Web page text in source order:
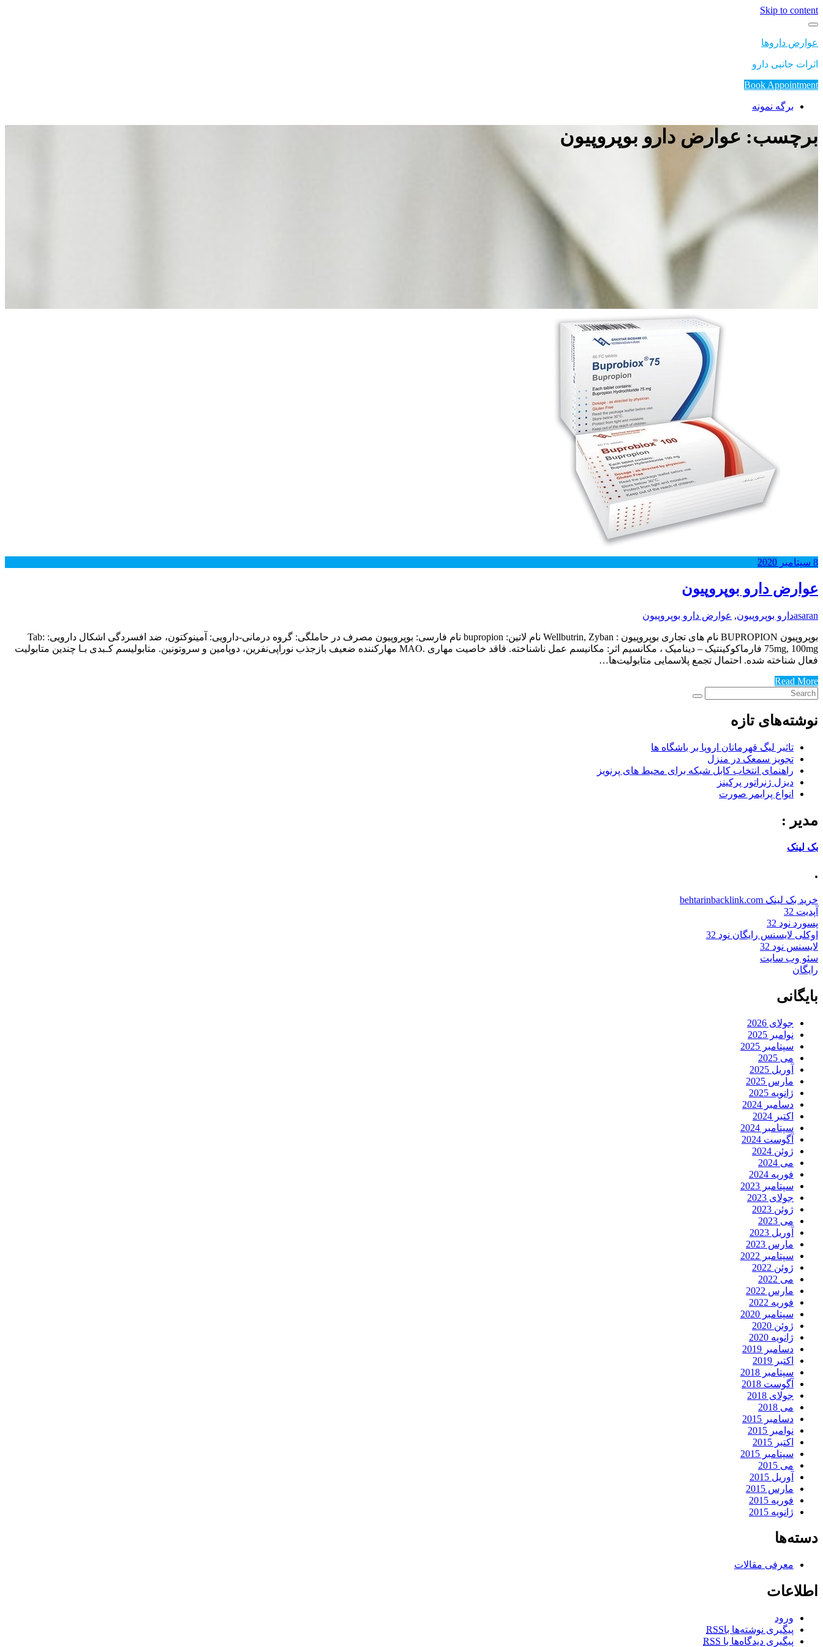
Skip to content
عوارض داروها
اثرات جانبی دارو
Book Appointment
برگه نمونه
برچسب: عوارض دارو بوپروپیون
8 سپتامبر 2020
عوارض دارو بوپروپیون
asaranدارو بوپروپیون, عوارض دارو بوپروپیون
بوپروپیون BUPROPION نام های تجاری بوپروپیون : Wellbutrin, Zyban نام لاتین: bupropion نام فارسی: بوپروپیون مصرف در حاملگی: گروه درمانی-دارویی: آمینوکتون‌، ضد افسردگی اشکال دارویی: Tab:
75mg, 100mg فارماکوکینتیک – دینامیک ، مکانسیم اثر: مکانیسم عمل ناشناخته‌. فاقد خاصیت مهاری .MAO مهارکننده ضعیف بازجذب نوراپی‌نفرین‌، دوپامین و سروتونین‌. متابولیسم کـبدی بـا چندین متابولیت
فعال شناخته شده‌. احتمال تجمع پلاسمایی متابولیت‌ها…
Read More
نوشته‌های تازه
تاثیر لیگ قهرمانان اروپا بر باشگاه ها
تجویز سمعک در منزل
راهنمای انتخاب کابل شبکه برای محیط های پرنویز
دیزل ژنراتور پرکینز
انواع پرایمر صورت
مدیر :
بک لینک
.
خرید بک لینک behtarinbacklink.com
آپدیت 32
پسورد نود 32
اوکلی لایسنس رایگان نود 32
لایسنس نود 32
سئو وب سایت
رایگان
بایگانی
جولای 2026
نوامبر 2025
سپتامبر 2025
می 2025
آوریل 2025
مارس 2025
ژانویه 2025
دسامبر 2024
اکتبر 2024
سپتامبر 2024
آگوست 2024
ژوئن 2024
می 2024
فوریه 2024
سپتامبر 2023
جولای 2023
ژوئن 2023
می 2023
آوریل 2023
مارس 2023
سپتامبر 2022
ژوئن 2022
می 2022
مارس 2022
فوریه 2022
سپتامبر 2020
ژوئن 2020
ژانویه 2020
دسامبر 2019
اکتبر 2019
سپتامبر 2018
آگوست 2018
جولای 2018
می 2018
دسامبر 2015
نوامبر 2015
اکتبر 2015
سپتامبر 2015
می 2015
آوریل 2015
مارس 2015
فوریه 2015
ژانویه 2015
دسته‌ها
معرفی مقالات
اطلاعات
ورود
پیگیری نوشته‌ها باRSS
پیگیری دیدگاه‌ها با RSS